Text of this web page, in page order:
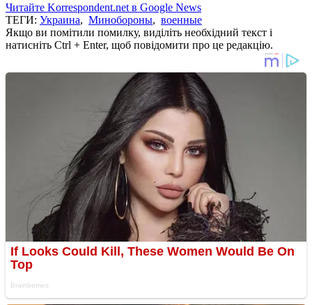
Читайте Korrespondent.net в Google News
ТЕГИ: Украина, Минобороны, военные
Якщо ви помітили помилку, виділіть необхідний текст і
натисніть Ctrl + Enter, щоб повідомити про це редакцію.